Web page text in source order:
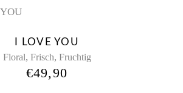
I LOVE YOU
Floral, Frisch, Fruchtig
€49,90